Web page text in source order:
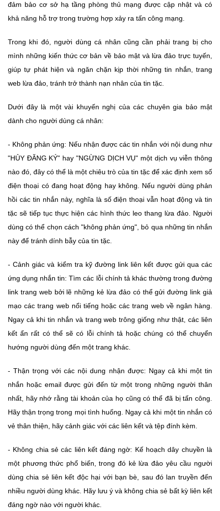
đảm bảo cơ sở hạ tầng phòng thủ mạng được cập nhật và có
khả năng hỗ trợ trong trường hợp xảy ra tấn công mạng.
Trong khi đó, người dùng cá nhân cũng cần phải trang bị cho
mình những kiến thức cơ bản về bảo mật và lừa đảo trực tuyến,
giúp tự phát hiện và ngăn chặn kịp thời những tin nhắn, trang
web lừa đảo, tránh trở thành nạn nhân của tin tặc.
Dưới đây là một vài khuyến nghị của các chuyên gia bảo mật
dành cho người dùng cá nhân:
- Không phản ứng: Nếu nhận được các tin nhắn với nội dung như
"HỦY ĐĂNG KÝ" hay "NGỪNG DỊCH VỤ" một dịch vụ viễn thông
nào đó, đây có thể là một chiêu trò của tin tặc để xác định xem số
điện thoại có đang hoạt động hay không. Nếu người dùng phản
hồi các tin nhắn này, nghĩa là số điện thoại vẫn hoạt động và tin
tặc sẽ tiếp tục thực hiện các hình thức leo thang lừa đảo. Người
dùng có thể chọn cách "không phản ứng", bỏ qua những tin nhắn
này để tránh dính bẫy của tin tặc.
- Cảnh giác và kiểm tra kỹ đường link liên kết được gửi qua các
ứng dụng nhắn tin: Tìm các lỗi chính tả khác thường trong đường
link trang web bởi lẽ những kẻ lừa đảo có thể gửi đường link giả
mạo các trang web nổi tiếng hoặc các trang web về ngân hàng.
Ngay cả khi tin nhắn và trang web trông giống như thật, các liên
kết ẩn rất có thể sẽ có lỗi chính tả hoặc chúng có thể chuyển
hướng người dùng đến một trang khác.
- Thận trọng với các nội dung nhận được: Ngay cả khi một tin
nhắn hoặc email được gửi đến từ một trong những người thân
nhất, hãy nhớ rằng tài khoản của họ cũng có thể đã bị tấn công.
Hãy thận trọng trong mọi tình huống. Ngay cả khi một tin nhắn có
vẻ thân thiện, hãy cảnh giác với các liên kết và tệp đính kèm.
- Không chia sẻ các liên kết đáng ngờ: Kế hoạch dây chuyền là
một phương thức phổ biến, trong đó kẻ lừa đảo yêu cầu người
dùng chia sẻ liên kết độc hại với bạn bè, sau đó lan truyền đến
nhiều người dùng khác. Hãy lưu ý và không chia sẻ bất kỳ liên kết
đáng ngờ nào với người khác.